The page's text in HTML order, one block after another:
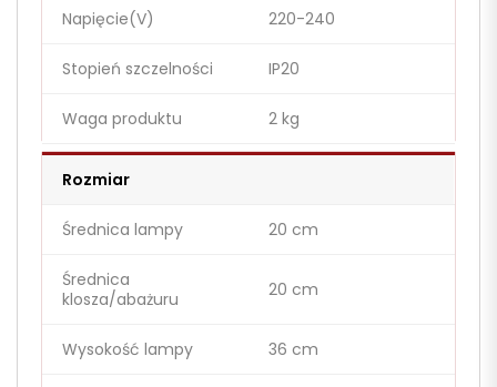
Napięcie(V) 220-240
Stopień szczelności IP20
Waga produktu 2 kg
Rozmiar
Średnica lampy 20 cm
Średnica
klosza/abażuru
20 cm
Wysokość lampy 36 cm